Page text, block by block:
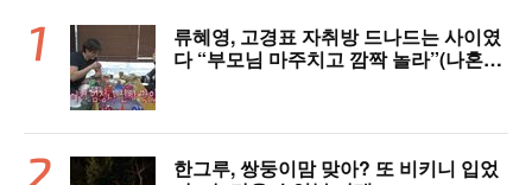
류혜영, 고경표 자취방 드나드는 사이였
다 “부모님 마주치고 깜짝 놀라”(나혼자
한그루, 쌍둥이맘 맞아? 또 비키니 입었